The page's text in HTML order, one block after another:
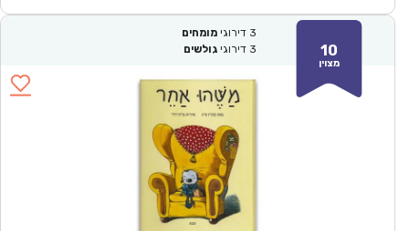
10
מצוין
3 דירוגי מומחים
3 דירוגי גולשים